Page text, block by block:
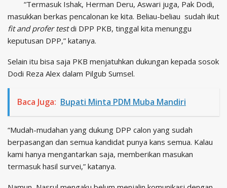
“Termasuk Ishak, Herman Deru, Aswari juga, Pak Dodi,
masukkan berkas pencalonan ke kita. Beliau-beliau sudah ikut
fit and profer testdi DPP PKB, tinggal kita menunggu
keputusan DPP,” katanya.
Selain itu bisa saja PKB menjatuhkan dukungan kepada sosok
Dodi Reza Alex dalam Pilgub Sumsel.
Baca Juga: Bupati Minta PDM Muba Mandiri
“Mudah-mudahan yang dukung DPP calon yang sudah
berpasangan dan semua kandidat punya kans semua. Kalau
kami hanya mengantarkan saja, memberikan masukan
termasuk hasil survei,” katanya.